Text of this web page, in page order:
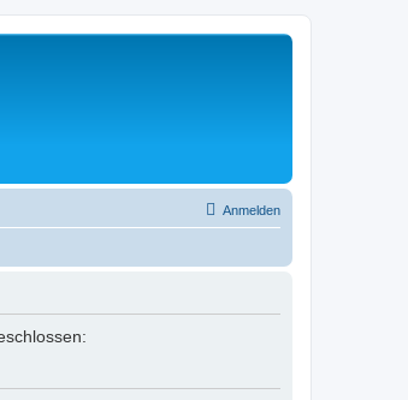
Anmelden